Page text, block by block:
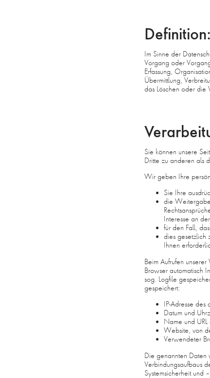
Im Sinne der
Vorgang oder
Erfassung,
Übermittlung,
das Löschen oder die
Sie können unsere
Dritte zu anderen als
Wir geben Ihre
Sie Ihre
die
Interesse an
für den Fall,
dies gesetzlich
Ihnen
Beim Aufrufen
Browser automatisch
sog. Logfile
gespeichert:
IP-Adresse des
Datum und
Name und
Website, von
Verwendeter
Die genannten Daten
Verbindungsaufbaus
Systemsicherheit und